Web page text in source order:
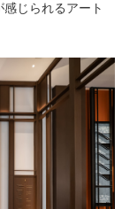
じられるアート